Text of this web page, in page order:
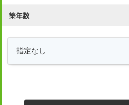
築年数